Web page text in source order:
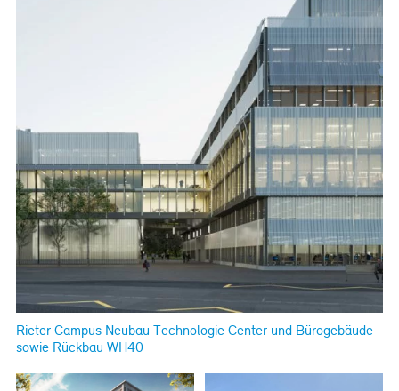
Publikationen
News
Fachartikel
PM-Fachbuch
Rieter Campus Neubau Technologie Center und Bürogebäude
sowie Rückbau WH40